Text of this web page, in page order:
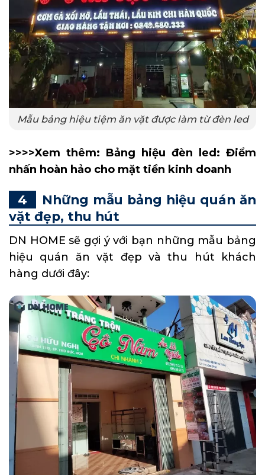
Mẫu bảng hiệu tiệm ăn vặt được làm từ đèn led
>>>>Xem thêm: Bảng hiệu đèn led: Điểm
nhấn hoàn hảo cho mặt tiền kinh doanh
Những mẫu bảng hiệu quán ăn
vặt đẹp, thu hút
DN HOME sẽ gợi ý với bạn những mẫu bảng
hiệu quán ăn vặt đẹp và thu hút khách
hàng dưới đây: